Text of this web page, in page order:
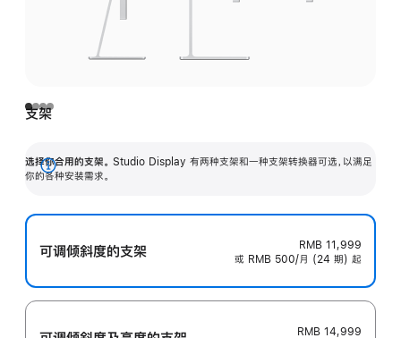
支架
选择你合用的支架。 Studio Display 有两种支架和一种支架转换器可选，以满足
你的各种安装需求。
展
可调倾斜度的支架
RMB 11,999
或 RMB 500/月 (24 期) 起
RMB 14,999